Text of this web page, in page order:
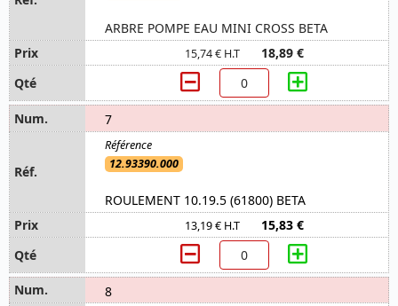
ARBRE POMPE EAU MINI CROSS BETA
15,74 € H.T 18,89 €
7
12.93390.000
ROULEMENT 10.19.5 (61800) BETA
13,19 € H.T 15,83 €
8